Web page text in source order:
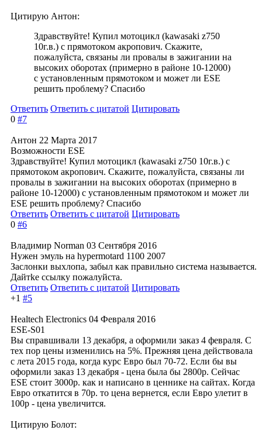
Цитирую Антон:
Здравствуйте! Купил мотоцикл (kawasaki z750
10г.в.) с прямотоком акропович. Скажите,
пожалуйста, связаны ли провалы в зажигании на
высоких оборотах (примерно в районе 10-12000)
с установленным прямотоком и может ли ESE
решить проблему? Спасибо
Ответить Ответить с цитатой Цитировать
0 #7
Антон 22 Марта 2017
Возможности ESE
Здравствуйте! Купил мотоцикл (kawasaki z750 10г.в.) с
прямотоком акропович. Скажите, пожалуйста, связаны ли
провалы в зажигании на высоких оборотах (примерно в
районе 10-12000) с установленным прямотоком и может ли
ESE решить проблему? Спасибо
Ответить Ответить с цитатой Цитировать
0 #6
Владимир Norman 03 Сентября 2016
Нужен эмуль на hypermotard 1100 2007
Заслонки выхлопа, забыл как правильно система называется.
Дайтkе ссылку пожалуйста.
Ответить Ответить с цитатой Цитировать
+1 #5
Healtech Electronics 04 Февраля 2016
ESE-S01
Вы справшивали 13 декабря, а оформили заказ 4 февраля. С
тех пор цены изменились на 5%. Прежняя цена действовала
с лета 2015 года, когда курс Евро был 70-72. Если бы вы
оформили заказ 13 декабря - цена была бы 2800р. Сейчас
ESE стоит 3000р. как и написано в ценнике на сайтах. Когда
Евро откатится в 70р. то цена вернется, если Евро улетит в
100р - цена увеличится.
Цитирую Болот: